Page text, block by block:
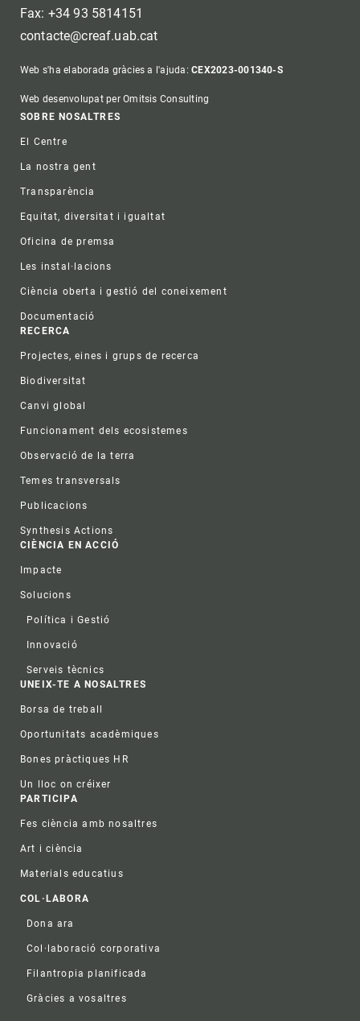
Fax: +34 93 5814151
contacte@creaf.uab.cat
Web s'ha elaborada gràcies a l'ajuda:CEX2023-001340-S
Web desenvolupat per Omitsis Consulting
Footer
SOBRE NOSALTRES
El Centre
La nostra gent
Transparència
Equitat, diversitat i igualtat
Oficina de premsa
Les instal·lacions
Ciència oberta i gestió del coneixement
Documentació
RECERCA
Projectes, eines i grups de recerca
Biodiversitat
Canvi global
Funcionament dels ecosistemes
Observació de la terra
Temes transversals
Publicacions
Synthesis Actions
CIÈNCIA EN ACCIÓ
Impacte
Solucions
Política i Gestió
Innovació
Serveis tècnics
UNEIX-TE A NOSALTRES
Borsa de treball
Oportunitats acadèmiques
Bones pràctiques HR
Un lloc on créixer
PARTICIPA
Fes ciència amb nosaltres
Art i ciència
Materials educatius
COL·LABORA
Dona ara
Col·laboració corporativa
Filantropia planificada
Gràcies a vosaltres